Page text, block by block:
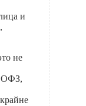
и
не
ОФЗ,